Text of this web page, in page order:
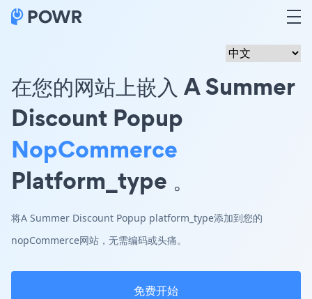
在您的网站上嵌入 A Summer
Discount Popup
NopCommerce
Platform_type 。
将A Summer Discount Popup platform_type添加到您的
nopCommerce网站，无需编码或头痛。
免费开始